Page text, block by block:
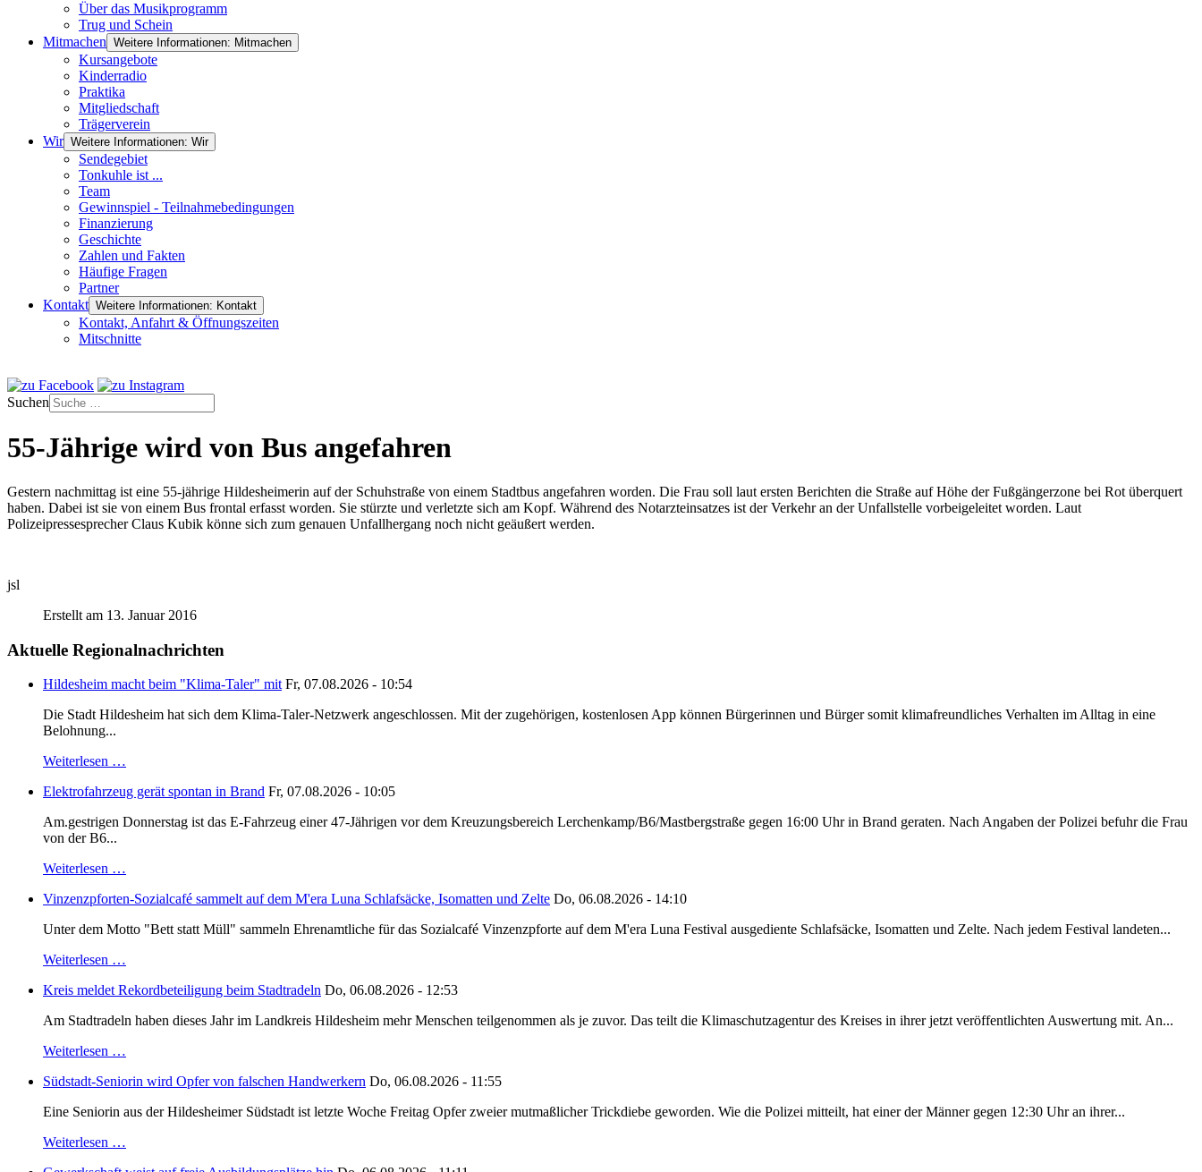
Über das Musikprogramm
Trug und Schein
Mitmachen Weitere Informationen: Mitmachen
Kursangebote
Kinderradio
Praktika
Mitgliedschaft
Trägerverein
Wir Weitere Informationen: Wir
Sendegebiet
Tonkuhle ist ...
Team
Gewinnspiel - Teilnahmebedingungen
Finanzierung
Geschichte
Zahlen und Fakten
Häufige Fragen
Partner
Kontakt Weitere Informationen: Kontakt
Kontakt, Anfahrt & Öffnungszeiten
Mitschnitte
Suchen
55-Jährige wird von Bus angefahren
Gestern nachmittag ist eine 55-jährige Hildesheimerin auf der Schuhstraße von einem Stadtbus angefahren worden. Die Frau soll laut ersten Berichten die Straße auf Höhe der Fußgängerzone bei Rot überquert
haben. Dabei ist sie von einem Bus frontal erfasst worden. Sie stürzte und verletzte sich am Kopf. Während des Notarzteinsatzes ist der Verkehr an der Unfallstelle vorbeigeleitet worden. Laut
Polizeipressesprecher Claus Kubik könne sich zum genauen Unfallhergang noch nicht geäußert werden.
jsl
Erstellt am 13. Januar 2016
Aktuelle Regionalnachrichten
Hildesheim macht beim "Klima-Taler" mit Fr, 07.08.2026 - 10:54
Die Stadt Hildesheim hat sich dem Klima-Taler-Netzwerk angeschlossen. Mit der zugehörigen, kostenlosen App können Bürgerinnen und Bürger somit klimafreundliches Verhalten im Alltag in eine
Belohnung...
Weiterlesen …
Elektrofahrzeug gerät spontan in Brand Fr, 07.08.2026 - 10:05
Am.gestrigen Donnerstag ist das E-Fahrzeug einer 47-Jährigen vor dem Kreuzungsbereich Lerchenkamp/B6/Mastbergstraße gegen 16:00 Uhr in Brand geraten. Nach Angaben der Polizei befuhr die Frau
von der B6...
Weiterlesen …
Vinzenzpforten-Sozialcafé sammelt auf dem M'era Luna Schlafsäcke, Isomatten und Zelte Do, 06.08.2026 - 14:10
Unter dem Motto "Bett statt Müll" sammeln Ehrenamtliche für das Sozialcafé Vinzenzpforte auf dem M'era Luna Festival ausgediente Schlafsäcke, Isomatten und Zelte. Nach jedem Festival landeten...
Weiterlesen …
Kreis meldet Rekordbeteiligung beim Stadtradeln Do, 06.08.2026 - 12:53
Am Stadtradeln haben dieses Jahr im Landkreis Hildesheim mehr Menschen teilgenommen als je zuvor. Das teilt die Klimaschutzagentur des Kreises in ihrer jetzt veröffentlichten Auswertung mit. An...
Weiterlesen …
Südstadt-Seniorin wird Opfer von falschen Handwerkern Do, 06.08.2026 - 11:55
Eine Seniorin aus der Hildesheimer Südstadt ist letzte Woche Freitag Opfer zweier mutmaßlicher Trickdiebe geworden. Wie die Polizei mitteilt, hat einer der Männer gegen 12:30 Uhr an ihrer...
Weiterlesen …